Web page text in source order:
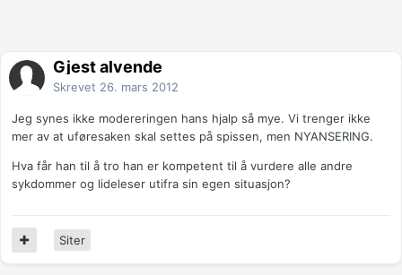
Gjest alvende
Skrevet 26. mars 2012
Jeg synes ikke modereringen hans hjalp så mye. Vi trenger ikke
mer av at uføresaken skal settes på spissen, men NYANSERING.
Hva får han til å tro han er kompetent til å vurdere alle andre
sykdommer og lideleser utifra sin egen situasjon?
Siter